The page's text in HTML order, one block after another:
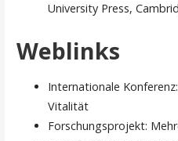
University Press,
Weblinks
Internationale
Vitalität
Forschungsprojekt: